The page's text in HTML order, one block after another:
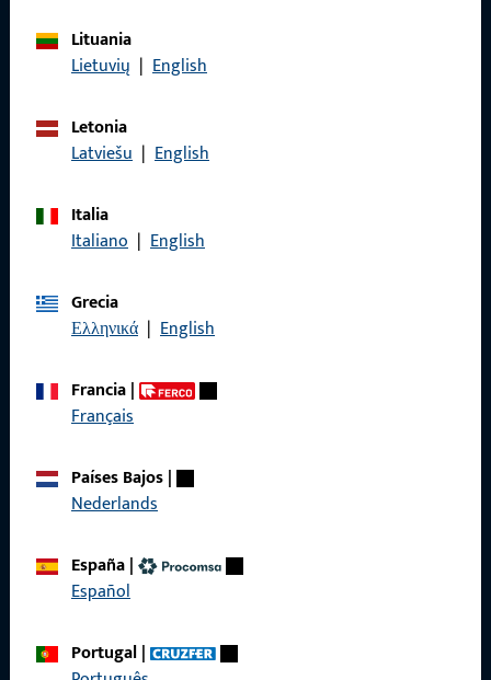
Lituania
Lietuvių | English
Letonia
Latviešu | English
Italia
Italiano | English
Grecia
Ελληνικά | English
Francia|
Français
Países Bajos|
Nederlands
España|
Español
Portugal|
Protección de datos
Acceso rápido
Productos
Catálogo de productos